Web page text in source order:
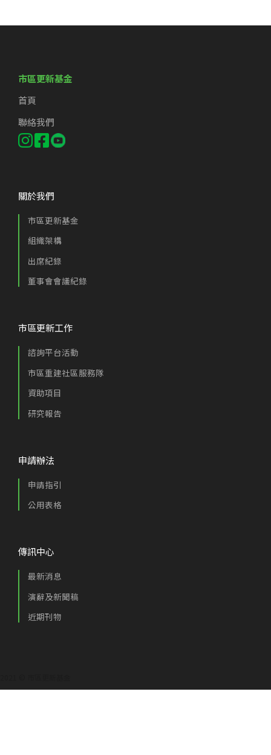
市區更新基金
首頁
聯絡我們
關於我們
市區更新基金
組織架構
出席紀錄
董事會會議紀錄
市區更新工作
諮詢平台活動
市區重建社區服務隊
資助項目
研究報告
申請辦法
申請指引
公用表格
傳訊中心
最新消息
演辭及新聞稿
近期刊物